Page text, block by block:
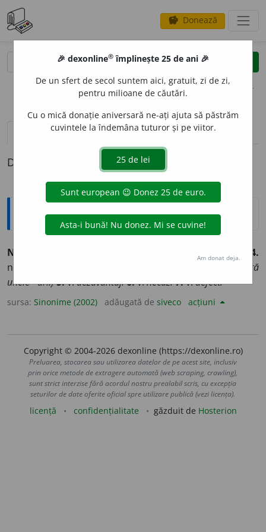
savings Donează
clear
opțiuni
definiții (1) pronunțievolume_up (2)
Definiția cu ID-ul 195819:
Sinonime
NEAJ
4.
neplăcere, (livr.) dezagrement.
(Acest sistem comportă
unele ~uri.)5.v.dezavantaj.6.v.necaz.7.v.defect.
sursa: Sinonime (2002) adăugată de siveco acțiuni
Copyright © 2004-2026 dexonline (https://dexonline.ro)
Preluarea, stocarea sau utilizarea datelor de pe acest site, inclusiv
prin orice metode de extragere automată (web scraping, crawling),
sunt strict interzise fără acordul nostru prealabil scris, cu excepția
seturilor de date oferite oficial spre utilizare publică (vezi licența).
licență confidențialitate găzduit de Hosterion
🎉 dexonline® împlinește 25 de ani 🎉
De un sfert de secol suntem aici, gratuit, zi de zi,
pentru milioane de căutări.
Cu o mică donație aniversară ne-ați ajuta să păstrăm
cuvintele la îndemâna tuturor și pe viitor.
Am donat deja.